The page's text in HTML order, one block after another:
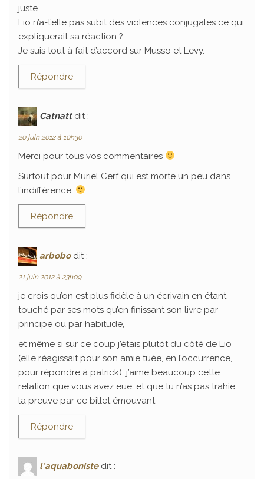
juste.
Lio n’a-t’elle pas subit des violences conjugales ce qui
expliquerait sa réaction ?
Je suis tout à fait d’accord sur Musso et Levy.
Répondre
Catnatt dit :
20 juin 2012 à 10h30
Merci pour tous vos commentaires
Surtout pour Muriel Cerf qui est morte un peu dans
l’indifférence.
Répondre
arbobo dit :
21 juin 2012 à 23h09
je crois qu’on est plus fidèle à un écrivain en étant
touché par ses mots qu’en finissant son livre par
principe ou par habitude,
et même si sur ce coup j’étais plutôt du côté de Lio
(elle réagissait pour son amie tuée, en l’occurrence,
pour répondre à patrick), j’aime beaucoup cette
relation que vous avez eue, et que tu n’as pas trahie,
la preuve par ce billet émouvant
Répondre
l'aquaboniste dit :